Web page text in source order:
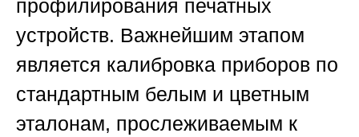
профилирования печатных
устройств. Важнейшим этапом
является калибровка приборов по
стандартным белым и цветным
эталонам, прослеживаемым к